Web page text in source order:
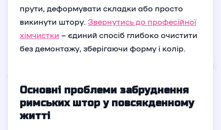
прути, деформувати складки або просто
викинути штору. Звернутись до професійної
хімчистки – єдиний спосіб глибоко очистити
без демонтажу, зберігаючи форму і колір.
Основні проблеми забруднення
римських штор у повсякденному
житті